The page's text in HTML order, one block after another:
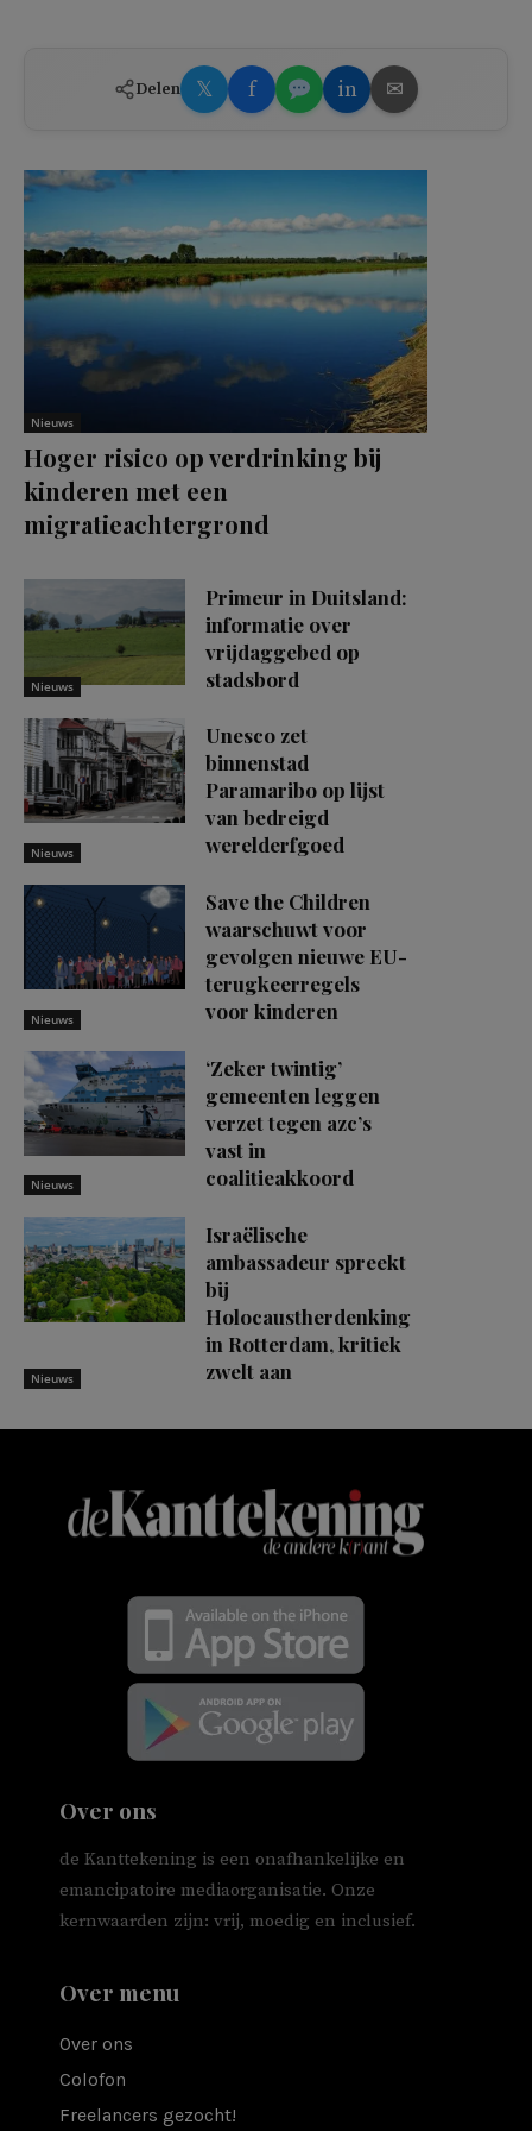
Delen 𝕏 f in ✉
Nieuws
Hoger risico op verdrinking bij
kinderen met een
migratieachtergrond
Nieuws
Primeur in Duitsland:
informatie over
vrijdaggebed op
stadsbord
Nieuws
Unesco zet
binnenstad
Paramaribo op lijst
van bedreigd
werelderfgoed
Nieuws
Save the Children
waarschuwt voor
gevolgen nieuwe EU-
terugkeerregels
voor kinderen
Nieuws
‘Zeker twintig’
gemeenten leggen
verzet tegen azc’s
vast in
coalitieakkoord
Nieuws
Israëlische
ambassadeur spreekt
bij
Holocaustherdenking
in Rotterdam, kritiek
zwelt aan
Over ons
de Kanttekening is een onafhankelijke en
emancipatoire mediaorganisatie. Onze
kernwaarden zijn: vrij, moedig en inclusief.
Over menu
Over ons
Colofon
Freelancers gezocht!